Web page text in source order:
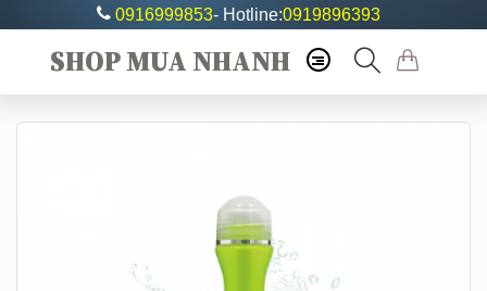
0916999853- Hotline:0919896393
SHOP MUA NHANH